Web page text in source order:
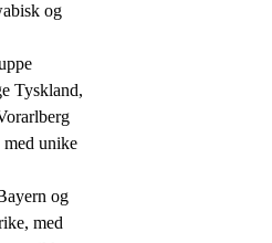
og
Tyskland,
unike
og
med